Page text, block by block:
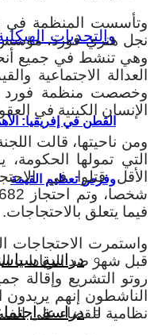
القطن في إفريقيا:
وفرص تعظيم القيمة
دراسة
دراسة
نجل هنري فورد، مؤسس
وهي تنشط في جميع
العدالة الاجتماعية
وخصصت منظمة فورد
الإنسان الكينية في
ومن ناحيتها، قالت
فيما يتعلق بالاحتجاجات.
واستمرت الاحتجاجات
قبل شهر ضد الزيادات
روتو التشريع وإقالة
الناشطون إنهم يريدون
نظامية للقضاء على